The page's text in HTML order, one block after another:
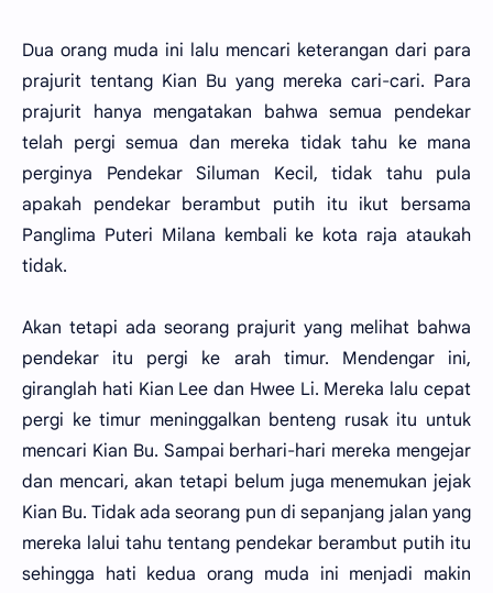
Dua orang muda ini lalu mencari keterangan dari para
prajurit tentang Kian Bu yang mereka cari-cari. Para
prajurit hanya mengatakan bahwa semua pendekar
telah pergi semua dan mereka tidak tahu ke mana
perginya Pendekar Siluman Kecil, tidak tahu pula
apakah pendekar berambut putih itu ikut bersama
Panglima Puteri Milana kembali ke kota raja ataukah
tidak.
Akan tetapi ada seorang prajurit yang melihat bahwa
pendekar itu pergi ke arah timur. Mendengar ini,
giranglah hati Kian Lee dan Hwee Li. Mereka lalu cepat
pergi ke timur meninggalkan benteng rusak itu untuk
mencari Kian Bu. Sampai berhari-hari mereka mengejar
dan mencari, akan tetapi belum juga menemukan jejak
Kian Bu. Tidak ada seorang pun di sepanjang jalan yang
mereka lalui tahu tentang pendekar berambut putih itu
sehingga hati kedua orang muda ini menjadi makin